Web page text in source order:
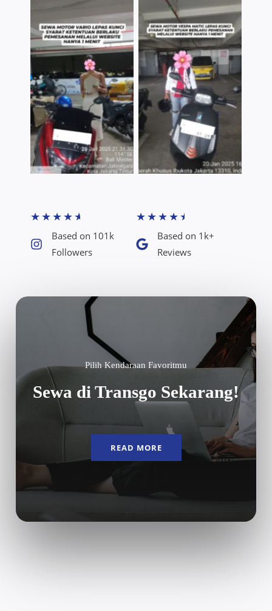
TNo Caption TNo Caption
★★★★★
Based on 101k
Followers​
★★★★★
Based on 1k+
Reviews​
Pilih Kendaraan Favoritmu
Sewa di Transgo Sekarang!
READ MORE